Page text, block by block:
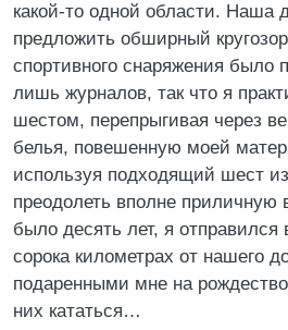
какой-то одной области. Наша
предложить обширный
спортивного снаряжения было
лишь журналов, так что я
шестом, перепрыгивая через
белья, повешенную моей
используя подходящий шест
преодолеть вполне приличную
было десять лет, я отправился
сорока километрах от нашего
подаренными мне на
них кататься…